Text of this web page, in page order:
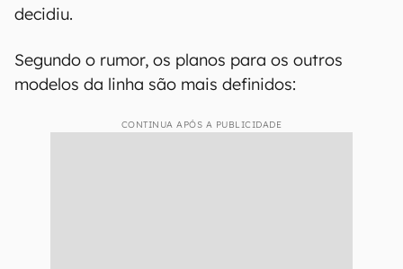
decidiu.
Segundo o rumor, os planos para os outros
modelos da linha são mais definidos:
CONTINUA APÓS A PUBLICIDADE